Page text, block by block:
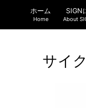
ホーム
Home
SIGN
About
サイ